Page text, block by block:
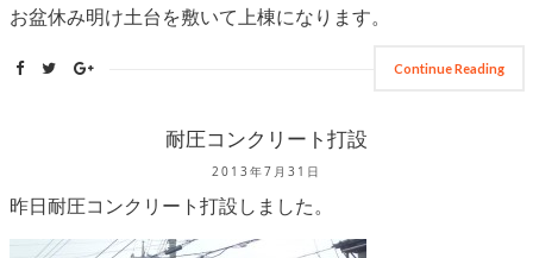
お盆休み明け土台を敷いて上棟になります。
Continue Reading
耐圧コンクリート打設
2013年7月31日
昨日耐圧コンクリート打設しました。